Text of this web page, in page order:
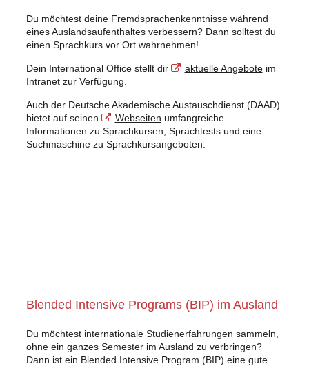
Du möchtest deine Fremdsprachenkenntnisse während
eines Auslandsaufenthaltes verbessern? Dann solltest du
einen Sprachkurs vor Ort wahrnehmen!
Dein International Office stellt dir aktuelle Angeboteim
Intranet zur Verfügung.
Auch der Deutsche Akademische Austauschdienst (DAAD)
bietet auf seinen
Webseiten umfangreiche
Informationen zu Sprachkursen, Sprachtests und eine
Suchmaschine zu Sprachkursangeboten.
Blended Intensive Programs (BIP) im Ausland
Du möchtest internationale Studienerfahrungen sammeln,
ohne ein ganzes Semester im Ausland zu verbringen?
Dann ist ein Blended Intensive Program (BIP) eine gute